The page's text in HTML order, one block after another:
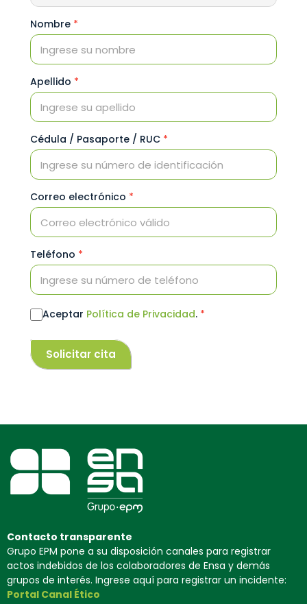
Nombre *
Apellido *
Cédula / Pasaporte / RUC *
Correo electrónico *
Teléfono *
Aceptar Política de Privacidad. *
Solicitar cita
Contacto transparente
Grupo EPM pone a su disposición canales para registrar
actos indebidos de los colaboradores de Ensa y demás
grupos de interés. Ingrese aquí para registrar un incidente:
Portal Canal Ético